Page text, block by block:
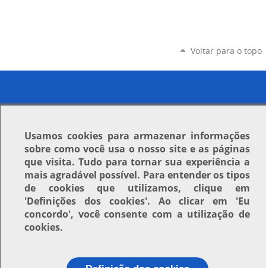
Voltar para o topo
Usamos cookiespara armazenar informações
sobre como você usa o nosso site e as páginas
que visita. Tudo para tornar sua experiência a
mais agradável possível. Para entender os tipos
de cookies que utilizamos, clique em
'Definições dos cookies'. Ao clicar em 'Eu
concordo', você consente com a utilização de
cookies.